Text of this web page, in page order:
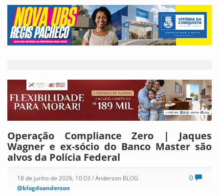
Operação Compliance Zero | Jaques
Wagner e ex-sócio do Banco Master são
alvos da Polícia Federal
0
18 de junho de 2026, 10:03 / Anderson BLOG
@blogdoanderson